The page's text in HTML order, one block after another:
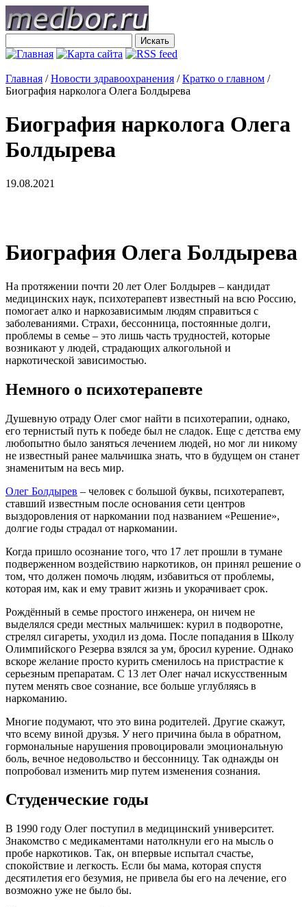
Главная /Новости здравоохранения /Кратко о главном /
Биография нарколога Олега Болдырева
Биография нарколога Олега
Болдырева
19.08.2021
Биография Олега Болдырева
На протяжении почти 20 лет Олег Болдырев – кандидат
медицинских наук, психотерапевт известный на всю Россию,
помогает алко и наркозависимым людям справиться с
заболеваниями. Страхи, бессонница, постоянные долги,
проблемы в семье – это лишь часть трудностей, которые
возникают у людей, страдающих алкогольной и
наркотической зависимостью.
Немного о психотерапевте
Душевную отраду Олег смог найти в психотерапии, однако,
его тернистый путь к победе был не сладок. Еще с детства ему
любопытно было заняться лечением людей, но мог ли никому
не известный ранее мальчишка знать, что в будущем он станет
знаменитым на весь мир.
Олег Болдырев – человек с большой буквы, психотерапевт,
ставший известным после основания сети центров
выздоровления от наркомании под названием «Решение»,
долгие годы страдал от наркомании.
Когда пришло осознание того, что 17 лет прошли в тумане
подверженном воздействию наркотиков, он принял решение о
том, что должен помочь людям, избавиться от проблемы,
которая им, как и ему травит жизнь и укорачивает срок.
Рождённый в семье простого инженера, он ничем не
выделялся среди местных мальчишек: курил в подворотне,
стрелял сигареты, уходил из дома. После попадания в Школу
Олимпийского Резерва взялся за ум, бросил курение. Однако
вскоре желание просто курить сменилось на пристрастие к
серьезным препаратам. С 13 лет Олег начал искусственным
путем менять свое сознание, все больше углубляясь в
наркоманию.
Многие подумают, что это вина родителей. Другие скажут,
что всему виной друзья. У него причина была в обратном,
гормональные нарушения провоцировали эмоциональную
боль, вечное недовольство и бессонницу. Так однажды он
попробовал изменить мир путем изменения сознания.
Студенческие годы
В 1990 году Олег поступил в медицинский университет.
Знакомство с медикаментами натолкнули его на мысль о
пробе наркотиков. Так, он впервые испытал счастье,
спокойствие и легкость. Если бы мама, которая спустя
десятилетия его безумия, не привела бы его на лечение, его
возможно уже не было бы.